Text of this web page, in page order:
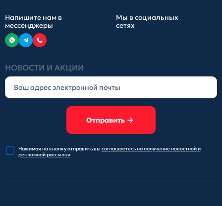
НОВОСТИ И АКЦИИ
Отправить
Нажимая на кнопку отправитьвы соглашаетесь на получениеновостной и
рекламной рассылки
Напишите нам в
мессенджеры
Мы в социальных
сетях